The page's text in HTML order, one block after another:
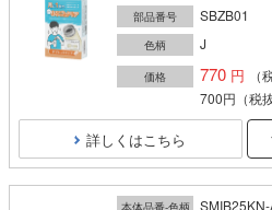
部品番号 SBZB01
色柄 J
価格 770
（
700円 （税
詳しくはこちら
SMIB25KN-